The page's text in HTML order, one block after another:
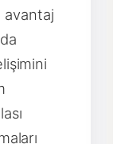
avantaj